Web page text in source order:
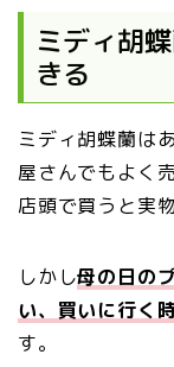
ミディ胡
きる
ミディ胡蝶蘭は
屋さんでもよく
店頭で買うと実
しかし母の日の
い、買いに行く
す。